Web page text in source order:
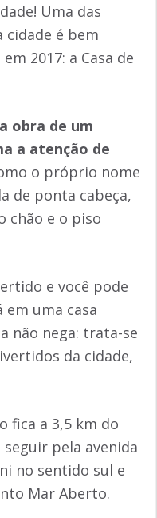
Uma das
cidade é bem
2017: a Casa de
obra de um
a atenção de
o próprio nome
de ponta cabeça,
chão e o piso
e você pode
em uma casa
não nega: trata-se
da cidade,
fica a 3,5 km do
pela avenida
no sentido sul e
Mar Aberto.